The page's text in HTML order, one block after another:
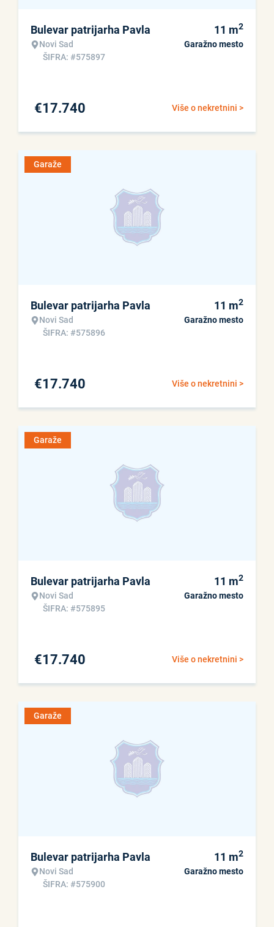
Bulevar patrijarha Pavla
Novi Sad
ŠIFRA: #575897
11 m2
Garažno mesto
Više o nekretnini >
€17.740
Garaže
Bulevar patrijarha Pavla
Novi Sad
ŠIFRA: #575896
11 m2
Garažno mesto
Više o nekretnini >
€17.740
Garaže
Bulevar patrijarha Pavla
Novi Sad
ŠIFRA: #575895
11 m2
Garažno mesto
Više o nekretnini >
€17.740
Garaže
Bulevar patrijarha Pavla
Novi Sad
ŠIFRA: #575900
11 m2
Garažno mesto